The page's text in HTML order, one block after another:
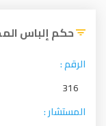
حكم إلباس
الرقم :
316
المستشار :